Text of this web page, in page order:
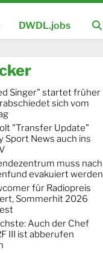
DWDL.jobs
Singer" startet früher
sich vom
"Transfer Update"
Sport News auch ins
muss nach
evakuiert werden
für Radiopreis
Sommerhit 2026
Auch der Chef
III ist abberufen